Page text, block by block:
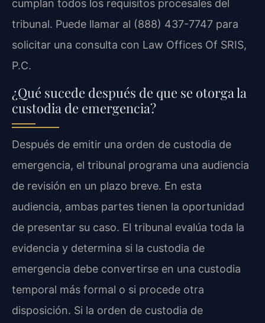
cumplan todos los requisitos procesales del
tribunal. Puede llamar al (888) 437-7747 para
solicitar una consulta con Law Offices Of SRIS,
P.C.
¿Qué sucede después de que se otorga la
custodia de emergencia?
Después de emitir una orden de custodia de
emergencia, el tribunal programa una audiencia
de revisión en un plazo breve. En esta
audiencia, ambas partes tienen la oportunidad
de presentar su caso. El tribunal evalúa toda la
evidencia y determina si la custodia de
emergencia debe convertirse en una custodia
temporal más formal o si procede otra
disposición. Si la orden de custodia de